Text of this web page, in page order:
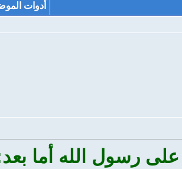
أدوات
على رسول الله أما